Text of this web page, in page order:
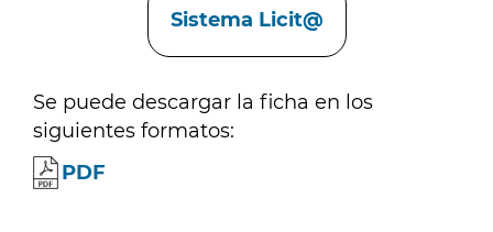
Sistema Licit@
Se puede descargar la ficha en los
siguientes formatos:
PDF